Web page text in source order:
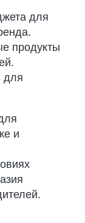
для
продукты
для
и